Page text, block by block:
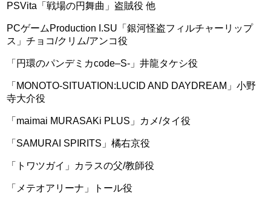
PSVita「戦場の円舞曲」盗賊役 他
PCゲームProduction I.SU「銀河怪盗フィルチャーリップ
ス」チョコ/クリム/アンコ役
「円環のパンデミカcode–S-」井龍タケシ役
「MONOTO-SITUATION:LUCID AND DAYDREAM」小野
寺大介役
「maimai MURASAKi PLUS」カメ/タイ役
「SAMURAI SPIRITS」橘右京役
「トワツガイ」カラスの父/教師役
「メテオアリーナ」トール役